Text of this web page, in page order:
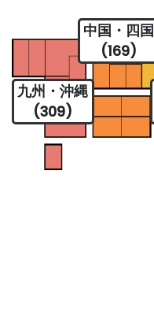
中国・四国
(169)
九州・沖縄
(309)